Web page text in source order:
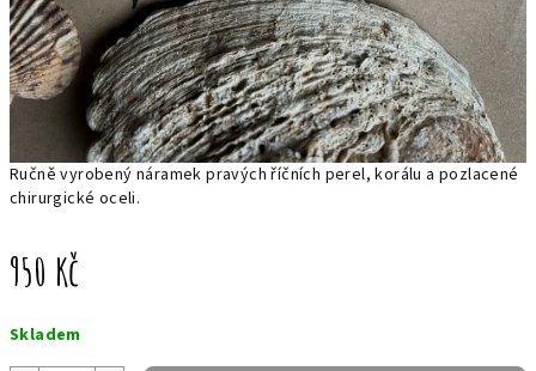
Ručně vyrobený náramek pravých říčních perel, korálu a pozlacené
chirurgické oceli.
950 Kč
cena:
Skladem